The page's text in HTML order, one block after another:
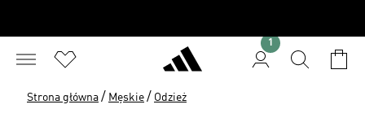
Strona główna / Męskie / Odzież